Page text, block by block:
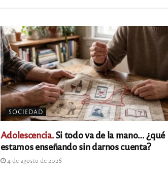
SOCIEDAD
Adolescencia.Si todo va de la mano… ¿qué
estamos enseñando sin darnos cuenta?
4 de agosto de 2026